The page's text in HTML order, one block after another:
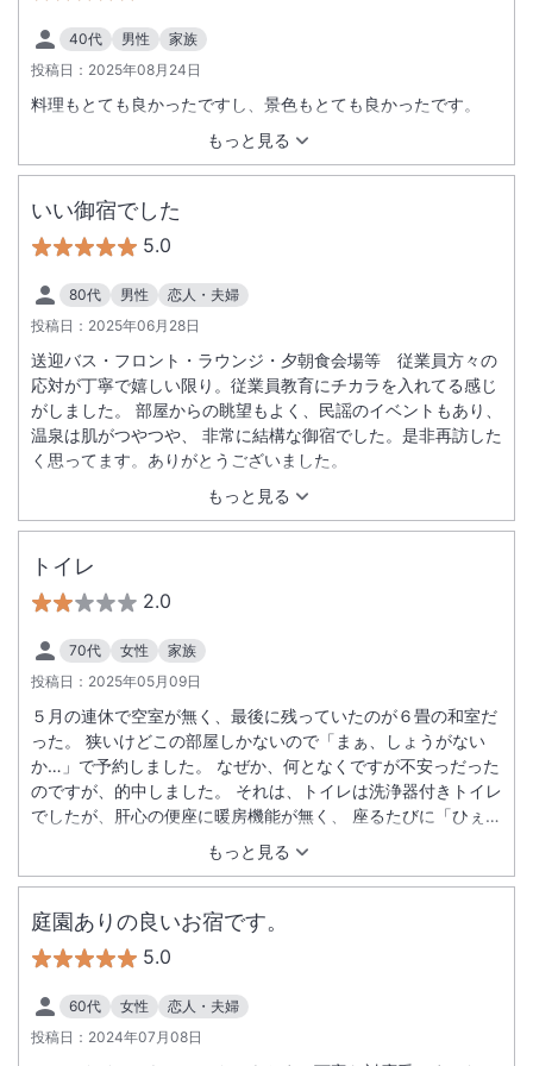
40代 男性
家族
投稿日： 2025年08月24日
もっと見る
料理もとても良かったですし、景色もとても良かったです。
いい御宿でした
5.0
80代 男性
恋人・夫婦
投稿日： 2025年06月28日
もっと見る
送迎バス・フロント・ラウンジ・夕朝食会場等 従業員方々の
応対が丁寧で嬉しい限り。従業員教育にチカラを入れてる感じ
がしました。 部屋からの眺望もよく、民謡のイベントもあり、
温泉は肌がつやつや、 非常に結構な御宿でした。是非再訪した
く思ってます。ありがとうございました。
トイレ
2.0
70代 女性
家族
投稿日： 2025年05月09日
もっと見る
５月の連休で空室が無く、最後に残っていたのが６畳の和室だ
った。 狭いけどこの部屋しかないので「まぁ、しょうがない
か…」で予約しました。 なぜか、何となくですが不安っだった
のですが、的中しました。 それは、トイレは洗浄器付きトイレ
でしたが、肝心の便座に暖房機能が無く、 座るたびに「ひぇ～
ひぇ～」と飛び上がっていました。 暑い時期ならまだしも、ま
だ便座は冷たく感じる時期だったので 今どき暖房便座の無い宿
泊施設があることにびっくりしました。 前もってそれが分かっ
ていたら別のホテルにしました。 そういう詳しい情報が無かっ
たのが残念です。 それ以外はまぁ良かったですが、せっかくの
旅行があまり楽しいものにはならなかったです。
庭園ありの良いお宿です。
5.0
60代 女性
恋人・夫婦
投稿日： 2024年07月08日